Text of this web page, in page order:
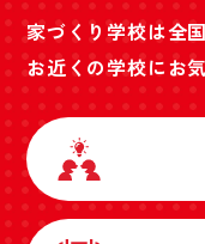
家づくり学校は全
お近くの学校にお